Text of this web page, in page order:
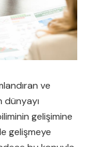
ve
dünyayı
gelişimine
gelişmeye